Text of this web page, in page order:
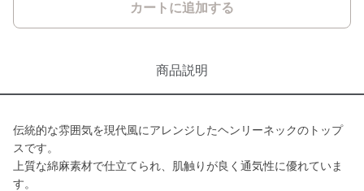
カートに追加する
商品説明
伝統的な雰囲気を現代風にアレンジしたヘンリーネックのトップ
スです。
上質な綿麻素材で仕立てられ、肌触りが良く通気性に優れていま
す。